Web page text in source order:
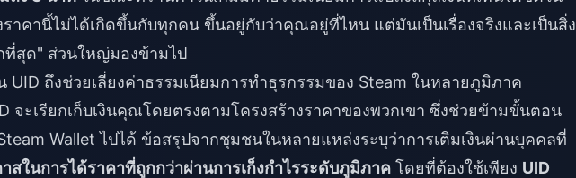
าคานี้ไม่ได้เกิดขึ้นกับทุกคน ขึ้นอยู่กับว่าคุณอยู่ที่ไหน แต่มันเป็นเรื่องจริงและเป็นสิ่ง
ที่สุด" ส่วนใหญ่มองข้ามไป
UID ถึงช่วยเลี่ยงค่าธรรมเนียมการทำธุรกรรมของ Steam ในหลายภูมิภาค
จะเรียกเก็บเงินคุณโดยตรงตามโครงสร้างราคาของพวกเขา ซึ่งช่วยข้ามขั้นตอน
Wallet ไปได้ ข้อสรุปจากชุมชนในหลายแหล่งระบุว่าการเติมเงินผ่านบุคคลที่
สในการได้ราคาที่ถูกกว่าผ่านการเก็งกำไรระดับภูมิภาค โดยที่ต้องใช้เพียง UID